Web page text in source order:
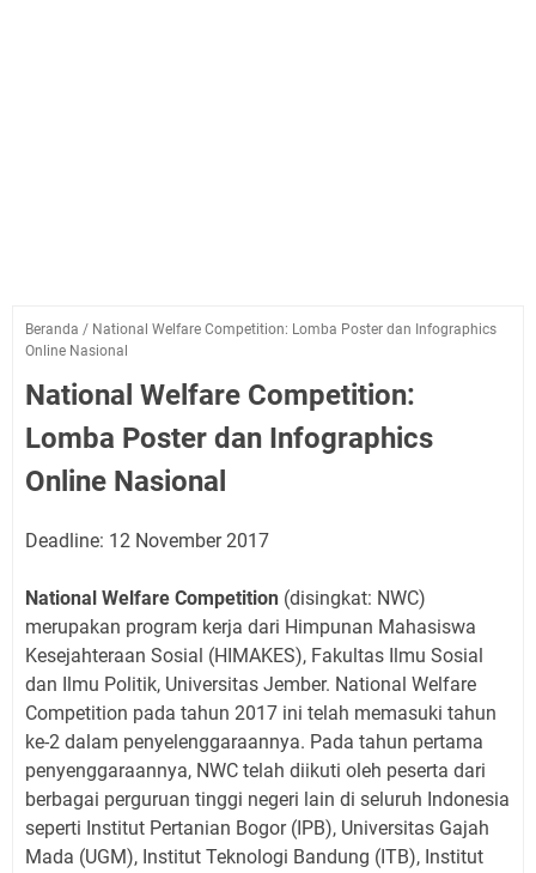
Beranda / National Welfare Competition: Lomba Poster dan Infographics
Online Nasional
National Welfare Competition:
Lomba Poster dan Infographics
Online Nasional
Deadline: 12 November 2017
National Welfare Competition (disingkat: NWC)
merupakan program kerja dari Himpunan Mahasiswa
Kesejahteraan Sosial (HIMAKES), Fakultas Ilmu Sosial
dan Ilmu Politik, Universitas Jember. National Welfare
Competition pada tahun 2017 ini telah memasuki tahun
ke-2 dalam penyelenggaraannya. Pada tahun pertama
penyenggaraannya, NWC telah diikuti oleh peserta dari
berbagai perguruan tinggi negeri lain di seluruh Indonesia
seperti Institut Pertanian Bogor (IPB), Universitas Gajah
Mada (UGM), Institut Teknologi Bandung (ITB), Institut